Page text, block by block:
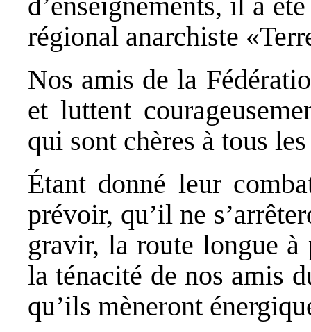
régional anarchiste
Nos amis de la
et luttent
qui sont chères à tous
Étant donné leur
prévoir, qu’il ne
gravir, la route longue à
la ténacité de nos amis
qu’ils mèneront